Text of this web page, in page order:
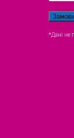
*Дані не